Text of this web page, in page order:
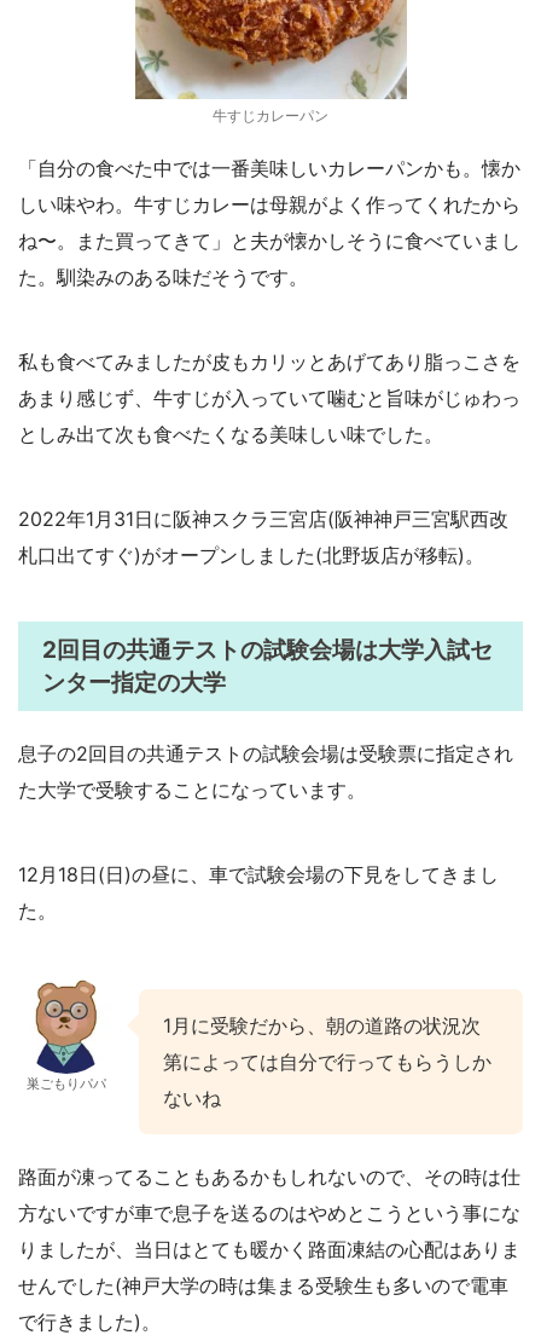
牛すじカレーパン
「自分の食べた中では一番美味しいカレーパンかも。懐か
しい味やわ。牛すじカレーは母親がよく作ってくれたから
ね〜。また買ってきて」と夫が懐かしそうに食べていまし
た。馴染みのある味だそうです。
私も食べてみましたが皮もカリッとあげてあり脂っこさを
あまり感じず、牛すじが入っていて噛むと旨味がじゅわっ
としみ出て次も食べたくなる美味しい味でした。
2022年1月31日に阪神スクラ三宮店(阪神神戸三宮駅西改
札口出てすぐ)がオープンしました(北野坂店が移転)。
2回目の共通テストの試験会場は大学入試セ
ンター指定の大学
息子の2回目の共通テストの試験会場は受験票に指定され
た大学で受験することになっています。
12月18日(日)の昼に、車で試験会場の下見をしてきまし
た。
巣ごもりパパ
1月に受験だから、朝の道路の状況次
第によっては自分で行ってもらうしか
ないね
路面が凍ってることもあるかもしれないので、その時は仕
方ないですが車で息子を送るのはやめとこうという事にな
りましたが、当日はとても暖かく路面凍結の心配はありま
せんでした(神戸大学の時は集まる受験生も多いので電車
で行きました)。